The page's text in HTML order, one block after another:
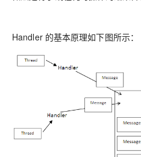
Handler 的基本原理如下图所示：